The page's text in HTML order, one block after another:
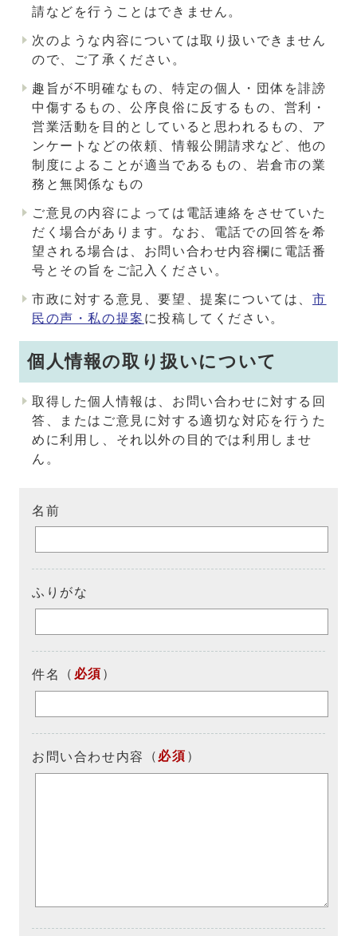
請などを行うことはできません。
次のような内容については取り扱いできません
ので、ご了承ください。
趣旨が不明確なもの、特定の個人・団体を誹謗
中傷するもの、公序良俗に反するもの、営利・
営業活動を目的としていると思われるもの、ア
ンケートなどの依頼、情報公開請求など、他の
制度によることが適当であるもの、岩倉市の業
務と無関係なもの
ご意見の内容によっては電話連絡をさせていた
だく場合があります。なお、電話での回答を希
望される場合は、お問い合わせ内容欄に電話番
号とその旨をご記入ください。
市政に対する意見、要望、提案については、 市
民の声・私の提案 に投稿してください。
個人情報の取り扱いについて
取得した個人情報は、お問い合わせに対する回
答、またはご意見に対する適切な対応を行うた
めに利用し、それ以外の目的では利用しませ
ん。
名前
ふりがな
件名 （ 必須 ）
お問い合わせ内容 （ 必須 ）